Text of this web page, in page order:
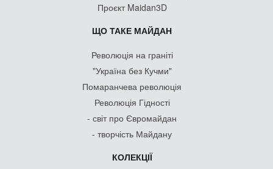
Проєкт Maidan3D
ЩО ТАКЕ МАЙДАН
Революція на граніті
"Україна без Кучми"
Помаранчева революція
Революція Гідності
- світ про Євромайдан
- творчість Майдану
КОЛЕКЦІЇ